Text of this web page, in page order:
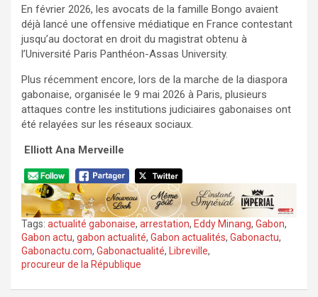
En février 2026, les avocats de la famille Bongo avaient
déjà lancé une offensive médiatique en France contestant
jusqu’au doctorat en droit du magistrat obtenu à
l’Université Paris Panthéon-Assas University.
Plus récemment encore, lors de la marche de la diaspora
gabonaise, organisée le 9 mai 2026 à Paris, plusieurs
attaques contre les institutions judiciaires gabonaises ont
été relayées sur les réseaux sociaux.
Elliott Ana Merveille
Tags: actualité gabonaise, arrestation, Eddy Minang, Gabon,
Gabon actu, gabon actualité, Gabon actualités, Gabonactu,
Gabonactu.com, Gabonactualité, Libreville,
procureur de la République